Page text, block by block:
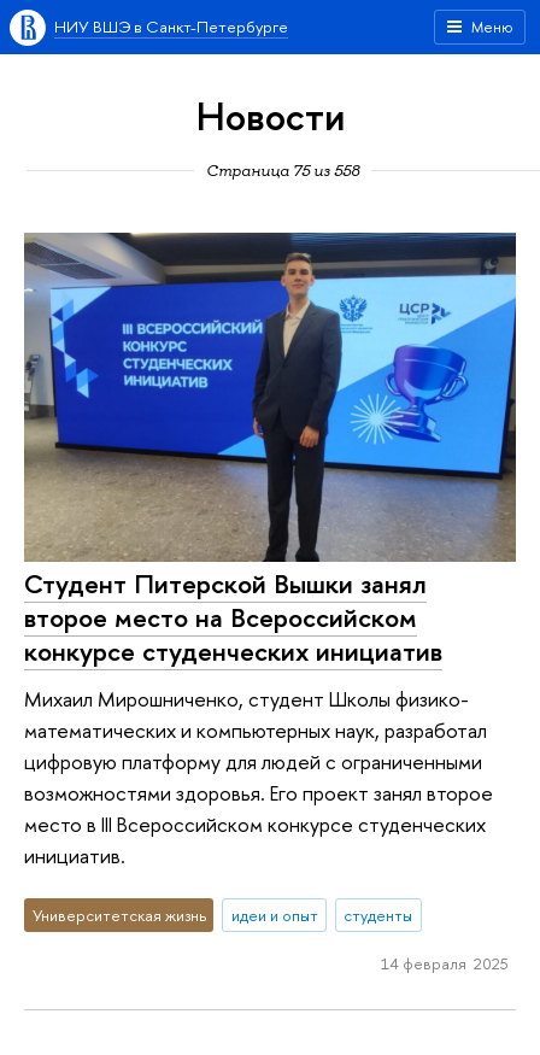
Меню
НИУ ВШЭ в Санкт-Петербурге
Новости
Страница 75 из 558
Студент Питерской Вышки занял
второе место на Всероссийском
конкурсе студенческих инициатив
Михаил Мирошниченко, студент Школы физико-
математических и компьютерных наук, разработал
цифровую платформу для людей с ограниченными
возможностями здоровья. Его проект занял второе
место в III Всероссийском конкурсе студенческих
инициатив.
Университетская жизнь идеи и опыт студенты
14 февраля 2025